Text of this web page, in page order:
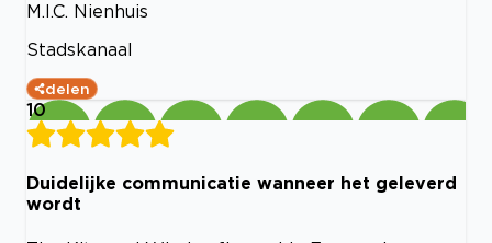
M.I.C. Nienhuis
Stadskanaal
delen
10
Duidelijke communicatie wanneer het geleverd
wordt